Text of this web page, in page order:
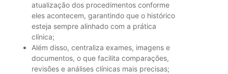
atualização dos procedimentos conforme
eles acontecem, garantindo que o histórico
esteja sempre alinhado com a prática
clínica;
Além disso, centraliza exames, imagens e
documentos, o que facilita comparações,
revisões e análises clínicas mais precisas;